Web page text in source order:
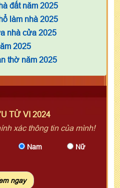
đất năm 2025
làm nhà 2025
nhà cửa 2025
2025
thờ năm 2025
TỬ VI 2024
xác thông tin của mình!
Nam Nữ